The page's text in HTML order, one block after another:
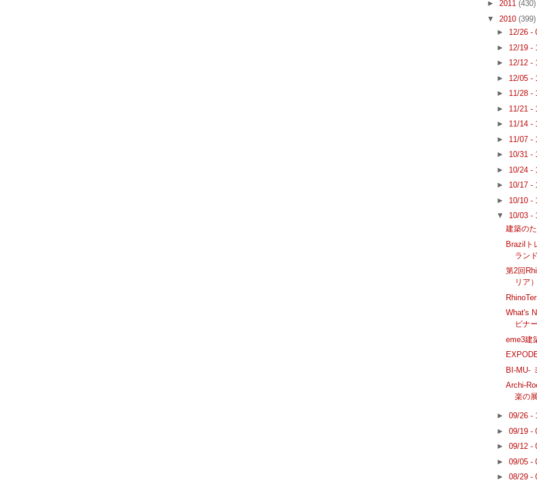
► 2011 (430)
▼ 2010 (399)
► 12/26 -
► 12/19 -
► 12/12 -
► 12/05 -
► 11/28 -
► 11/21 -
► 11/14 -
► 11/07 -
► 10/31 -
► 10/24 -
► 10/17 -
► 10/10 -
▼ 10/03 -
建築の
Brazilト
ラン
第2回
リア
What's
ビナ
eme3建
BI-MU-
Archi-
楽の
► 09/26 -
► 09/19 -
► 09/12 -
► 09/05 -
► 08/29 -